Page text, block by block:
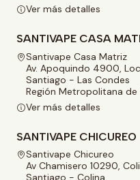
Ver más detalles
SANTIVAPE CASA
Santivape Casa Matriz
Av. Apoquindo 4900,
Santiago - Las Condes
Región Metropolitana
Ver más detalles
SANTIVAPE CHICUREO
Santivape Chicureo
Av Chamisero 10290,
Santiago - Colina